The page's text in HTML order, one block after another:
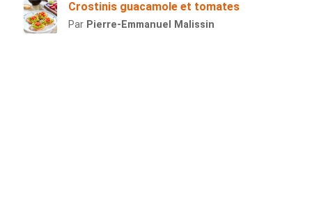
Crostinis guacamole et tomates
Par Pierre-Emmanuel Malissin